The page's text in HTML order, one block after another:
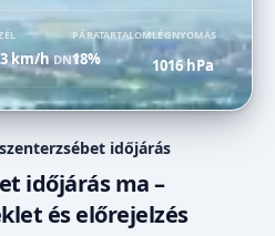
km/hDNY
PÁRATARTALOM
18%
LÉGNYOMÁS
1016 hPa
időjárás
időjárás ma –
és előrejelzés